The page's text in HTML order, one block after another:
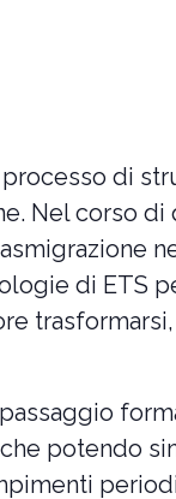
processo di
Nel corso
di ETS
potendo